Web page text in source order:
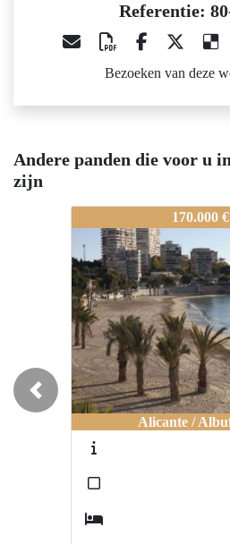
Referentie:
Bezoeken van deze
Andere panden die voor u
zijn
Alicante / AlbuferetaAlicante / el
Previous